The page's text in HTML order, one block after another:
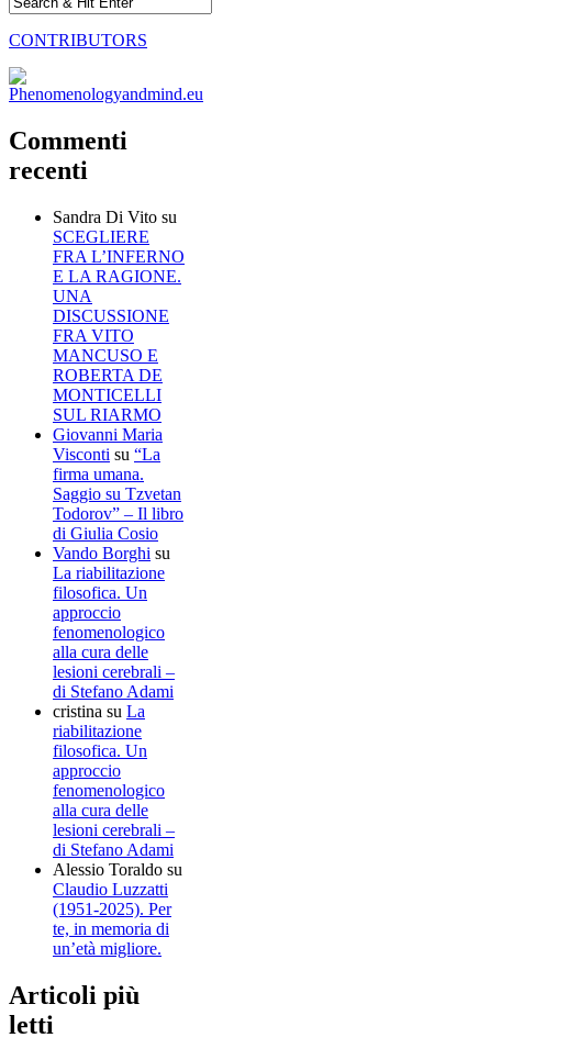
CONTRIBUTORS
Commenti
recenti
Sandra Di Vito su
SCEGLIERE
FRA L’INFERNO
E LA RAGIONE.
UNA
DISCUSSIONE
FRA VITO
MANCUSO E
ROBERTA DE
MONTICELLI
SUL RIARMO
Giovanni Maria
Visconti su “La
firma umana.
Saggio su Tzvetan
Todorov” – Il libro
di Giulia Cosio
Vando Borghi su
La riabilitazione
filosofica. Un
approccio
fenomenologico
alla cura delle
lesioni cerebrali –
di Stefano Adami
cristina su La
riabilitazione
filosofica. Un
approccio
fenomenologico
alla cura delle
lesioni cerebrali –
di Stefano Adami
Alessio Toraldo su
Claudio Luzzatti
(1951-2025). Per
te, in memoria di
un’età migliore.
Articoli più
letti